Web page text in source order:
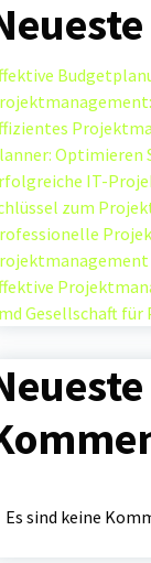
Optimieren
IT-
zum
Gesellschaft
Es sind keine